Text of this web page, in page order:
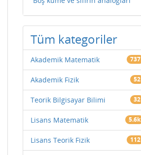
Tüm kategoriler
Akademik Matematik 737
Akademik Fizik 52
Teorik Bilgisayar Bilimi 32
Lisans Matematik 5.6k
Lisans Teorik Fizik 112